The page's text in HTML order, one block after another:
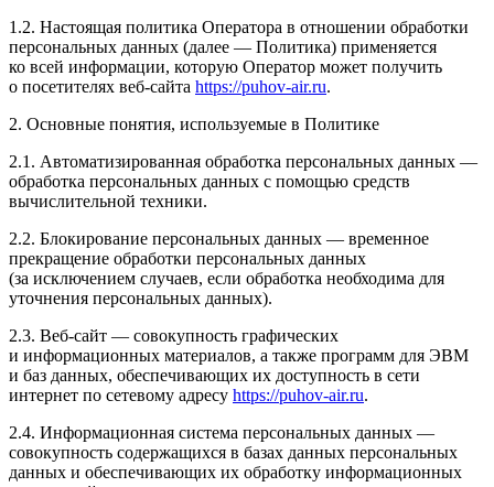
1.2. Настоящая политика Оператора в отношении обработки
персональных данных (далее — Политика) применяется
ко всей информации, которую Оператор может получить
о посетителях веб-сайта https://puhov-air.ru.
2. Основные понятия, используемые в Политике
2.1. Автоматизированная обработка персональных данных —
обработка персональных данных с помощью средств
вычислительной техники.
2.2. Блокирование персональных данных — временное
прекращение обработки персональных данных
(за исключением случаев, если обработка необходима для
уточнения персональных данных).
2.3. Веб-сайт — совокупность графических
и информационных материалов, а также программ для ЭВМ
и баз данных, обеспечивающих их доступность в сети
интернет по сетевому адресу https://puhov-air.ru.
2.4. Информационная система персональных данных —
совокупность содержащихся в базах данных персональных
данных и обеспечивающих их обработку информационных